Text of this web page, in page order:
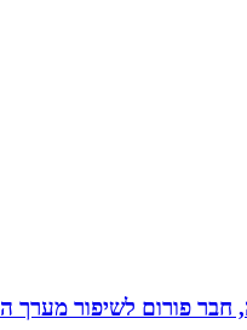
חבר פורום לשיפור